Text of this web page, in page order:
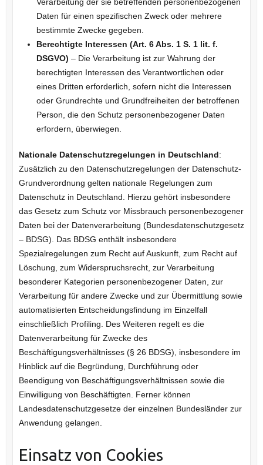
Daten für einen spezifischen Zweck oder mehrere
bestimmte Zwecke gegeben.
Berechtigte Interessen (Art. 6 Abs. 1 S. 1 lit. f.
DSGVO) – Die Verarbeitung ist zur Wahrung der
berechtigten Interessen des Verantwortlichen oder
eines Dritten erforderlich, sofern nicht die Interessen
oder Grundrechte und Grundfreiheiten der betroffenen
Person, die den Schutz personenbezogener Daten
erfordern, überwiegen.
Nationale Datenschutzregelungen in Deutschland:
Zusätzlich zu den Datenschutzregelungen der Datenschutz-
Grundverordnung gelten nationale Regelungen zum
Datenschutz in Deutschland. Hierzu gehört insbesondere
das Gesetz zum Schutz vor Missbrauch personenbezogener
Daten bei der Datenverarbeitung (Bundesdatenschutzgesetz
– BDSG). Das BDSG enthält insbesondere
Spezialregelungen zum Recht auf Auskunft, zum Recht auf
Löschung, zum Widerspruchsrecht, zur Verarbeitung
besonderer Kategorien personenbezogener Daten, zur
Verarbeitung für andere Zwecke und zur Übermittlung sowie
automatisierten Entscheidungsfindung im Einzelfall
einschließlich Profiling. Des Weiteren regelt es die
Datenverarbeitung für Zwecke des
Beschäftigungsverhältnisses (§ 26 BDSG), insbesondere im
Hinblick auf die Begründung, Durchführung oder
Beendigung von Beschäftigungsverhältnissen sowie die
Einwilligung von Beschäftigten. Ferner können
Landesdatenschutzgesetze der einzelnen Bundesländer zur
Anwendung gelangen.
Einsatz von Cookies